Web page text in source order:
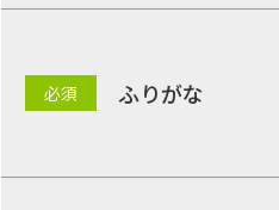
ふりがな